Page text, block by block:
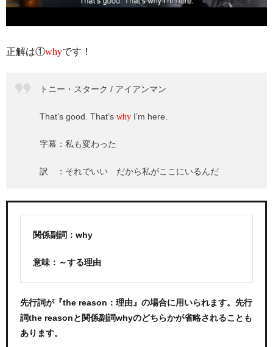
正解は①whyです！
トニー・スターク / アイアンマン
That’s good. That’s why I’m here.
字幕：私も変わった
訳 ：それでいい だから私がここにいるんだ
関係副詞：why
意味：～する理由
先行詞が『the reason：理由』の場合に用いられます。先行
詞the reasonと関係副詞whyのどちらかが省略されることも
あります。